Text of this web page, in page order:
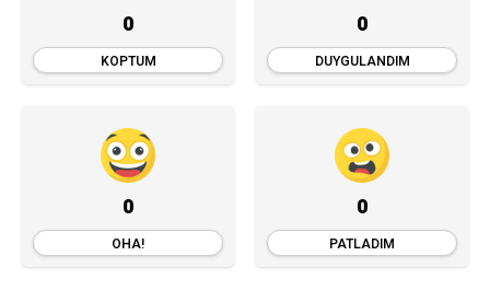
0
KOPTUM
0
DUYGULANDIM
0
OHA!
0
PATLADIM